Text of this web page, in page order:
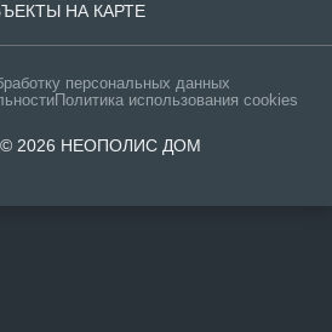
НА КАРТЕ
персональных данных
Политика использования cookies
© 2026 НЕОПОЛИС ДОМ